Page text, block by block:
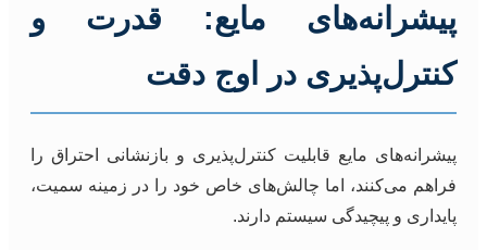
پیشرانه‌های مایع: قدرت و
کنترل‌پذیری در اوج دقت
پیشرانه‌های مایع قابلیت کنترل‌پذیری و بازنشانی احتراق را
فراهم می‌کنند، اما چالش‌های خاص خود را در زمینه سمیت،
پایداری و پیچیدگی سیستم دارند.